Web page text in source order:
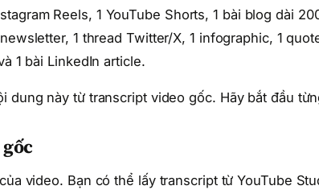
Reels, 1 YouTube Shorts, 1 bài blog dài
1 thread Twitter/X, 1 infographic, 1
1 bài LinkedIn article.
dung này từ transcript video gốc. Hãy bắt đầu
video. Bạn có thể lấy transcript từ YouTube